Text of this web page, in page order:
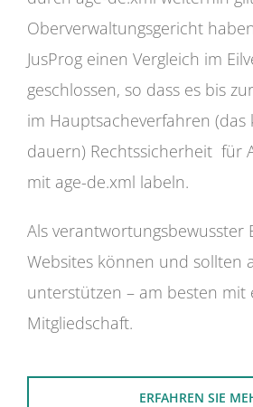
Oberverwaltungsgericht
JusProg einen Vergleich im
geschlossen, so dass es bis
im Hauptsacheverfahren (das
dauern) Rechtssicherheit für
mit age-de.xml labeln.
Als verantwortungsbewusster
Websites können und sollten
unterstützen – am besten mit
Mitgliedschaft.
ERFAHREN SIE